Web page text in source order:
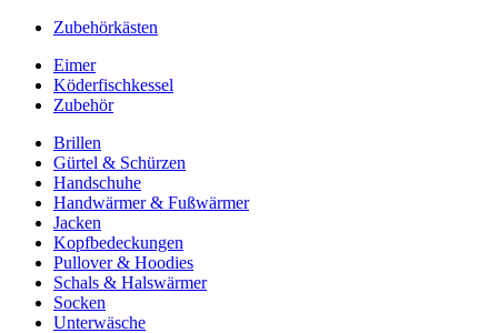
Zubehörkästen
Eimer
Köderfischkessel
Zubehör
Brillen
Gürtel & Schürzen
Handschuhe
Handwärmer & Fußwärmer
Jacken
Kopfbedeckungen
Pullover & Hoodies
Schals & Halswärmer
Socken
Unterwäsche